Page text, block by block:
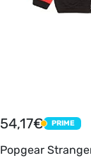
54,17€ PRIME
PRIME
Popgear